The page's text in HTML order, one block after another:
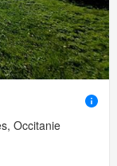
Occitanie